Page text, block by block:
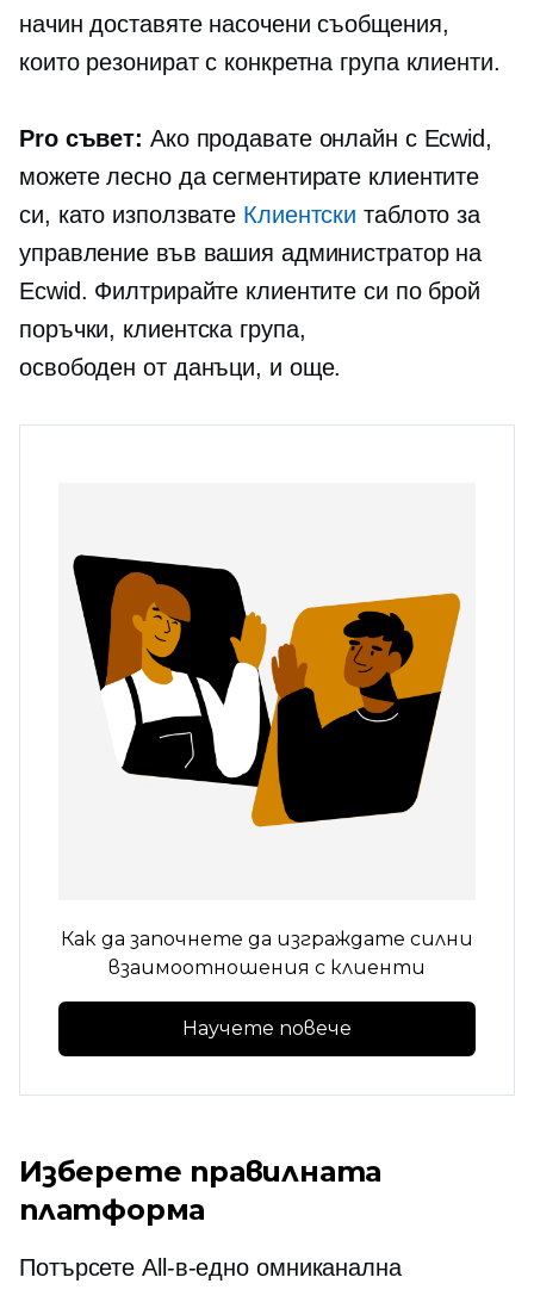
начин доставяте насочени съобщения,
които резонират с конкретна група клиенти.
Pro съвет: Ако продавате онлайн с Ecwid,
можете лесно да сегментирате клиентите
си, като използвате Клиентски таблото за
управление във вашия администратор на
Ecwid. Филтрирайте клиентите си по брой
поръчки, клиентска група,
освободен от данъци, и още.
Как да започнете да изграждате силни
взаимоотношения с клиенти
Научете повече
Изберете правилната
платформа
ПотърсетеAll-в-едно омниканална